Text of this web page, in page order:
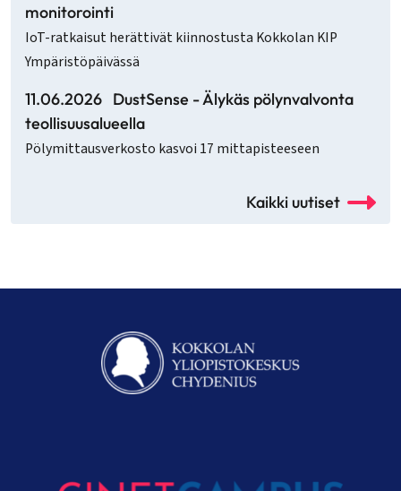
monitorointi
IoT-ratkaisut herättivät kiinnostusta Kokkolan KIP
Ympäristöpäivässä
11.06.2026 DustSense - Älykäs pölynvalvonta
teollisuusalueella
Pölymittausverkosto kasvoi 17 mittapisteeseen
Kaikki uutiset